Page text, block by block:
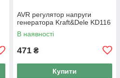
AVR регулятор напруги
генератора Kraft&Dele KD116
В наявності
471 ₴
Купити